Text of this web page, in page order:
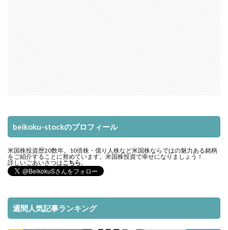
beikoku-stockのプロフィール
米国株投資歴20数年。10倍株・億り人株など米国株ならではの魅力ある銘柄
をご紹介することに努めています。米国株投資で幸せになりましょう！
詳しいごあいさつはこちら 。
週間人気記事ランキング